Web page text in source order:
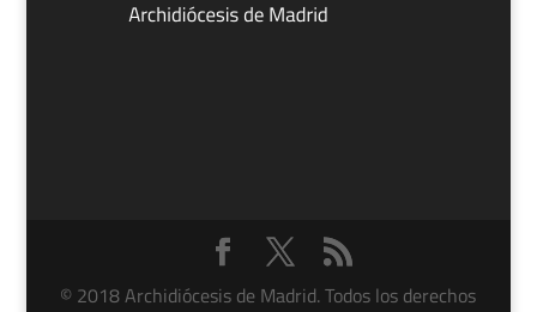
© 2018 Archidiócesis de Madrid. Todos los derechos